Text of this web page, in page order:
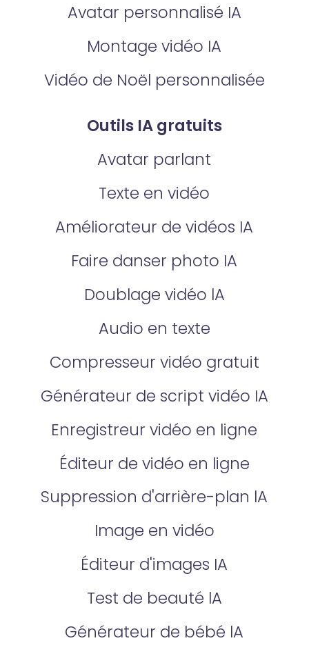
Avatar personnalisé IA
Montage vidéo IA
Vidéo de Noël personnalisée
Outils IA gratuits
Avatar parlant
Texte en vidéo
Améliorateur de vidéos IA
Faire danser photo IA
Doublage vidéo lA
Audio en texte
Compresseur vidéo gratuit
Générateur de script vidéo IA
Enregistreur vidéo en ligne
Éditeur de vidéo en ligne
Suppression d'arrière-plan lA
Image en vidéo
Éditeur d'images IA
Test de beauté lA
Générateur de bébé lA